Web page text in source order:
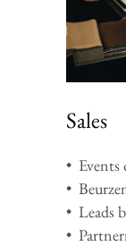
Sales
• Events
•
• Leads
•